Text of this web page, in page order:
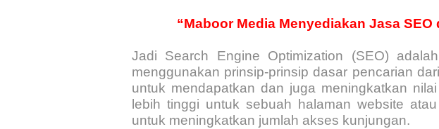
“Maboor Media Menyediakan Jasa
Jadi Search Engine Optimization (SEO)
menggunakan prinsip-prinsip dasar pencarian
untuk mendapatkan dan juga meningkatkan
lebih tinggi untuk sebuah halaman website
untuk meningkatkan jumlah akses kunjungan.